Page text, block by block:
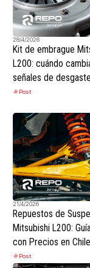
28/4/2026
Kit de embrague
L200: cuándo
señales de desgaste
Post
21/4/2026
Repuestos de
Mitsubishi L200:
con Precios en Chile
Post